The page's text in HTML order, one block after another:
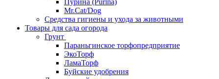
Пурина (Purina)
Mr.Cat/Dog
Средства гигиены и ухода за животными
Товары для сада огорода
Грунт
Параньгинское торфопредприятие
ЭкоТорф
ЛамаТорф
Буйские удобрения